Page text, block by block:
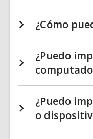
¿Cómo
¿Puedo
¿Puedo
o